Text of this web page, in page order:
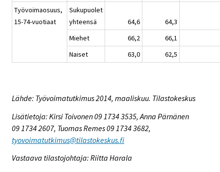
Työvoimaosuus,
15-74-vuotiaat
Sukupuolet
yhteensä
64,6
64,3
Miehet
66,2
66,1
Naiset
63,0 62,5
Lähde: Työvoimatutkimus 2014, maaliskuu. Tilastokeskus
Lisätietoja: Kirsi Toivonen 09 1734 3535, Anna Pärnänen
09 1734 2607, Tuomas Remes 09 1734 3682,
tyovoimatutkimus@tilastokeskus.fi
Vastaava tilastojohtaja: Riitta Harala